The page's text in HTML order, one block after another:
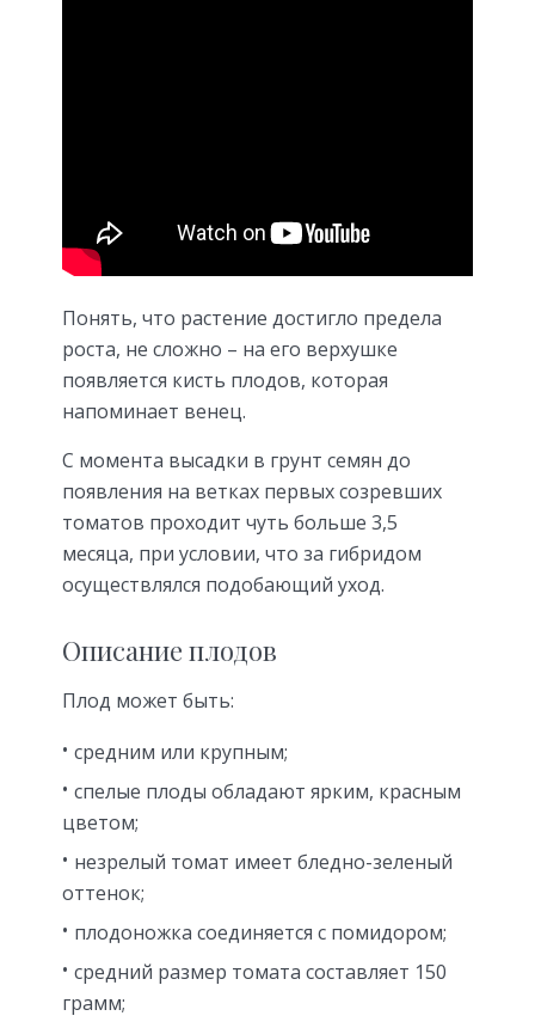
Понять, что растение достигло предела
роста, не сложно – на его верхушке
появляется кисть плодов, которая
напоминает венец.
С момента высадки в грунт семян до
появления на ветках первых созревших
томатов проходит чуть больше 3,5
месяца, при условии, что за гибридом
осуществлялся подобающий уход.
Описание плодов
Плод может быть:
средним или крупным;
спелые плоды обладают ярким, красным
цветом;
незрелый томат имеет бледно-зеленый
оттенок;
плодоножка соединяется с помидором;
средний размер томата составляет 150
грамм;